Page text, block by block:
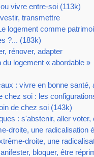
vivre entre-soi (113k)
transmettre
logement comme
?... (183k)
rénover, adapter
du logement « abordable »
: vivre en bonne santé,
chez soi : les
de chez soi (143k)
: s'abstenir, aller
droite, une radicalisation
droite, une
bloquer, être